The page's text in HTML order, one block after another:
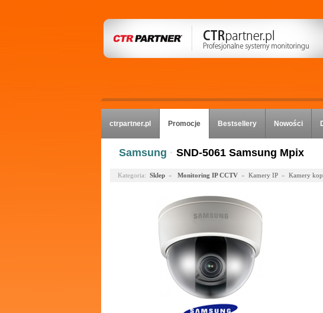
ctrpartner.pl Promocje Bestsellery Nowości
Samsung · SND-5061 Samsung Mpix
Kategoria: Sklep» Monitoring IP CCTV» Kamery IP» Kamery